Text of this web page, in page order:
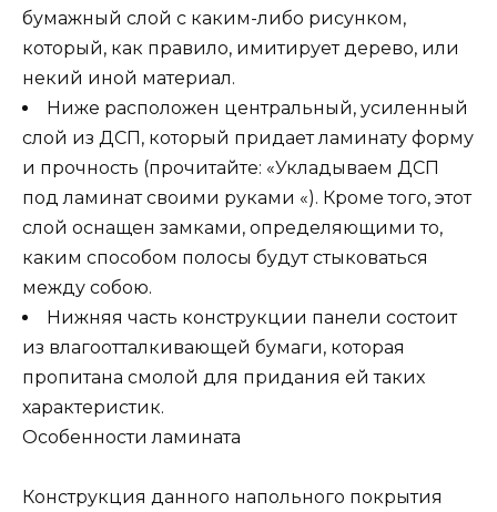
бумажный слой с каким-либо рисунком,
который, как правило, имитирует дерево, или
некий иной материал.
Ниже расположен центральный, усиленный
слой из ДСП, который придает ламинату форму
и прочность (прочитайте: «Укладываем ДСП
под ламинат своими руками «). Кроме того, этот
слой оснащен замками, определяющими то,
каким способом полосы будут стыковаться
между собою.
Нижняя часть конструкции панели состоит
из влагоотталкивающей бумаги, которая
пропитана смолой для придания ей таких
характеристик.
Особенности ламината
Конструкция данного напольного покрытия